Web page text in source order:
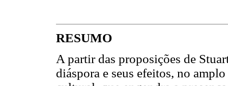
RESUMO
A partir das proposições de
diáspora e seus efeitos, no